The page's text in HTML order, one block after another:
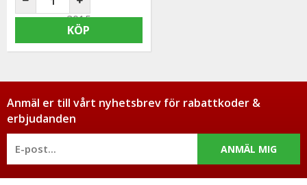
KÖP
Anmäl er till vårt nyhetsbrev för rabattkoder &
erbjudanden
ANMÄL MIG